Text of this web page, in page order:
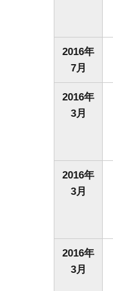
2016年
7月
2016年
3月
2016年
3月
2016年
3月